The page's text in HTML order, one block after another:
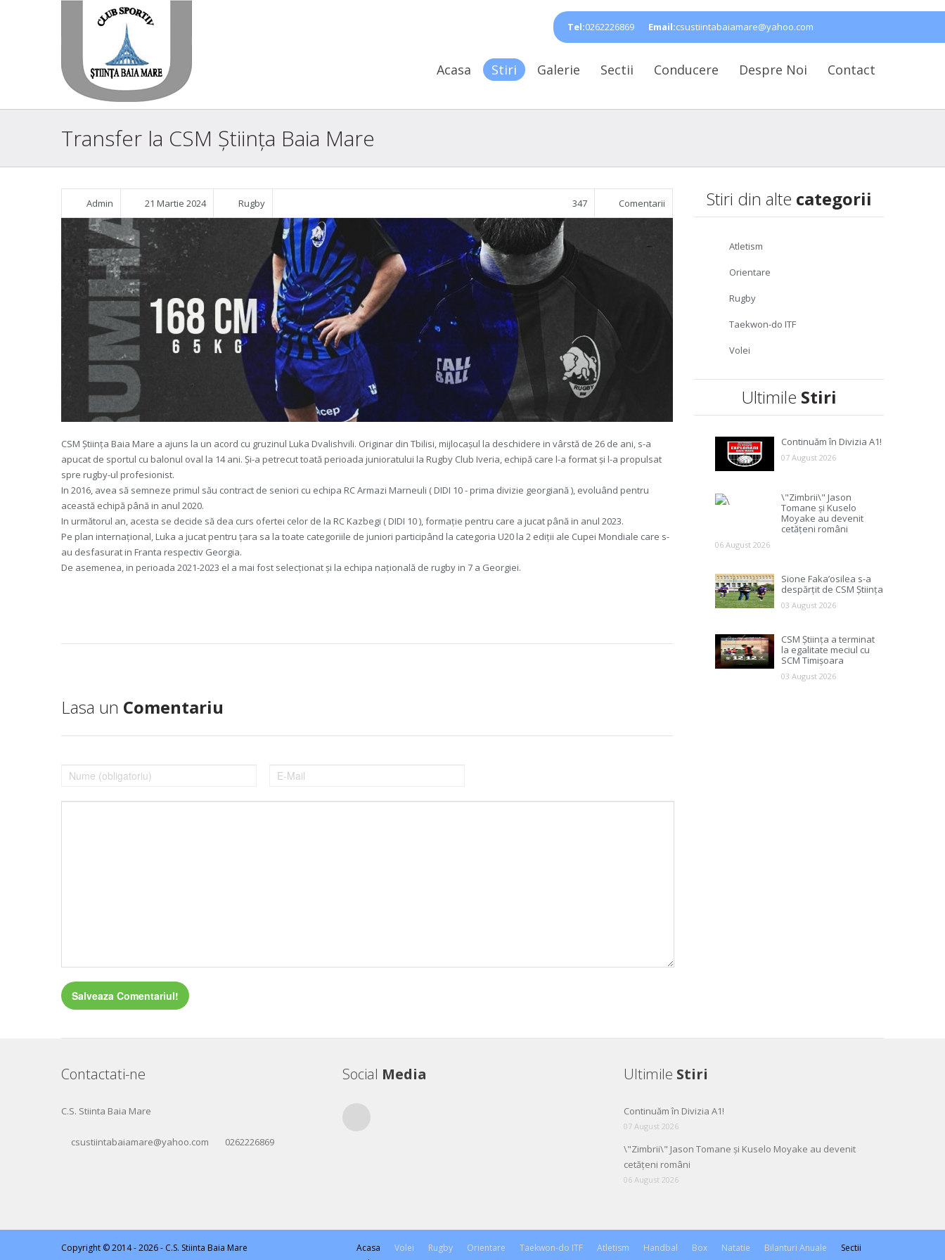
Tel:0262226869 Email:csustiintabaiamare@yahoo.com
Acasa Stiri Galerie Sectii Conducere Despre Noi Contact
Transfer la CSM Știința Baia Mare
Admin 21 Martie 2024 Rugby Comentarii
347
CSM Știința Baia Mare a ajuns la un acord cu gruzinul Luka Dvalishvili. Originar din Tbilisi, mijlocașul la deschidere in vârstă de 26 de ani, s-a
apucat de sportul cu balonul oval la 14 ani. Și-a petrecut toată perioada junioratului la Rugby Club Iveria, echipă care l-a format și l-a propulsat
spre rugby-ul profesionist.
In 2016, avea să semneze primul său contract de seniori cu echipa RC Armazi Marneuli ( DIDI 10 - prima divizie georgiană ), evoluând pentru
această echipă până in anul 2020.
In următorul an, acesta se decide să dea curs ofertei celor de la RC Kazbegi ( DIDI 10 ), formație pentru care a jucat până in anul 2023.
Pe plan internațional, Luka a jucat pentru țara sa la toate categoriile de juniori participând la categoria U20 la 2 ediții ale Cupei Mondiale care s-
au desfasurat in Franta respectiv Georgia.
De asemenea, in perioada 2021-2023 el a mai fost selecționat și la echipa națională de rugby in 7 a Georgiei.
Lasa un Comentariu
Stiri din alte categorii
Atletism
Orientare
Rugby
Taekwon-do ITF
Volei
Ultimile Stiri
Continuăm în Divizia A1!
07 August 2026
\"Zimbrii\" Jason
Tomane și Kuselo
Moyake au devenit
cetățeni români
06 August 2026
Sione Faka’osilea s-a
despărțit de CSM Știința
03 August 2026
CSM Știința a terminat
la egalitate meciul cu
SCM Timișoara
03 August 2026
Contactati-ne
C.S. Stiinta Baia Mare
csustiintabaiamare@yahoo.com 0262226869
Social Media Ultimile Stiri
Continuăm în Divizia A1!
07 August 2026
\"Zimbrii\" Jason Tomane și Kuselo Moyake au devenit
cetățeni români
06 August 2026
Copyright © 2014 - 2026 - C.S. Stiinta Baia Mare Acasa Volei Rugby Orientare Taekwon-do ITF Atletism Handbal Box Natatie Bilanturi Anuale
Sectii